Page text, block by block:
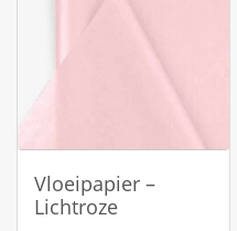
Vloeipapier –
Lichtroze